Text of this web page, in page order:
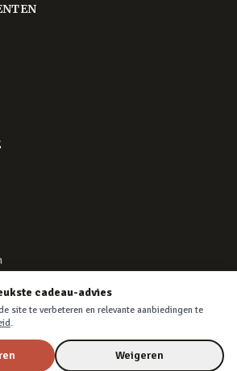
cadeau-advies
site te verbeteren en relevante aanbiedingen te
.
Weigeren